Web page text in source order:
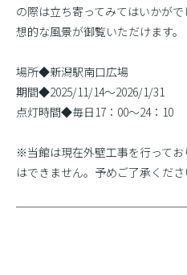
の際は立ち寄ってみてはいかが
想的な風景が御覧いただけます。
場所◆新潟駅南口広場
期間◆2025/11/14〜2026/1/31
点灯時間◆毎日17：00〜24：10
※当館は現在外壁工事を行って
はできません。予めご了承くださ